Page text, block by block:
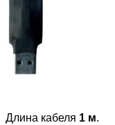
Длина кабеля 1 м.